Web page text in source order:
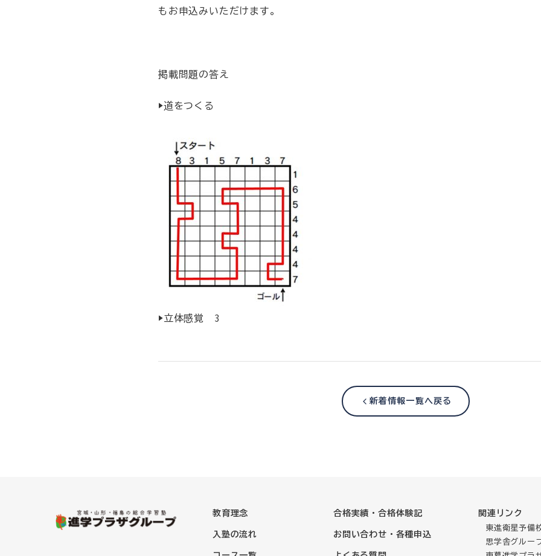
もお申込みいただけます。
掲載問題の答え
▶道をつくる
▶立体感覚 3
新着情報一覧へ戻る
教育理念
入塾の流れ
合格実績・合格体験記
お問い合わせ・各種申込
関連リンク
東進衛星予備
思学舎グルー